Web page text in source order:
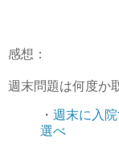
感想：
週末問題は何度か
・ 週末に入
選べ